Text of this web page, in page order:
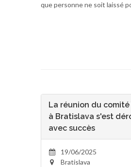
que personne ne soit laissé
La réunion du comité
à Bratislava s'est
avec succès
19/06/2025
Bratislava